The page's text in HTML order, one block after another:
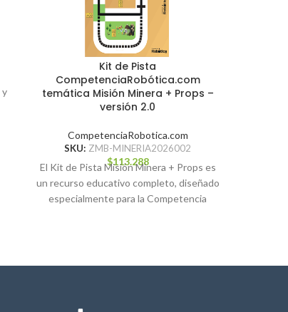
y
Kit de Pista
CompetenciaRobótica.com
temática Misión Minera + Props –
versión 2.0
CompetenciaRobotica.com
SKU: ZMB-MINERIA2026002
$113.288
El Kit de Pista Misión Minera + Props es
un recurso educativo completo, diseñado
especialmente para la Competencia